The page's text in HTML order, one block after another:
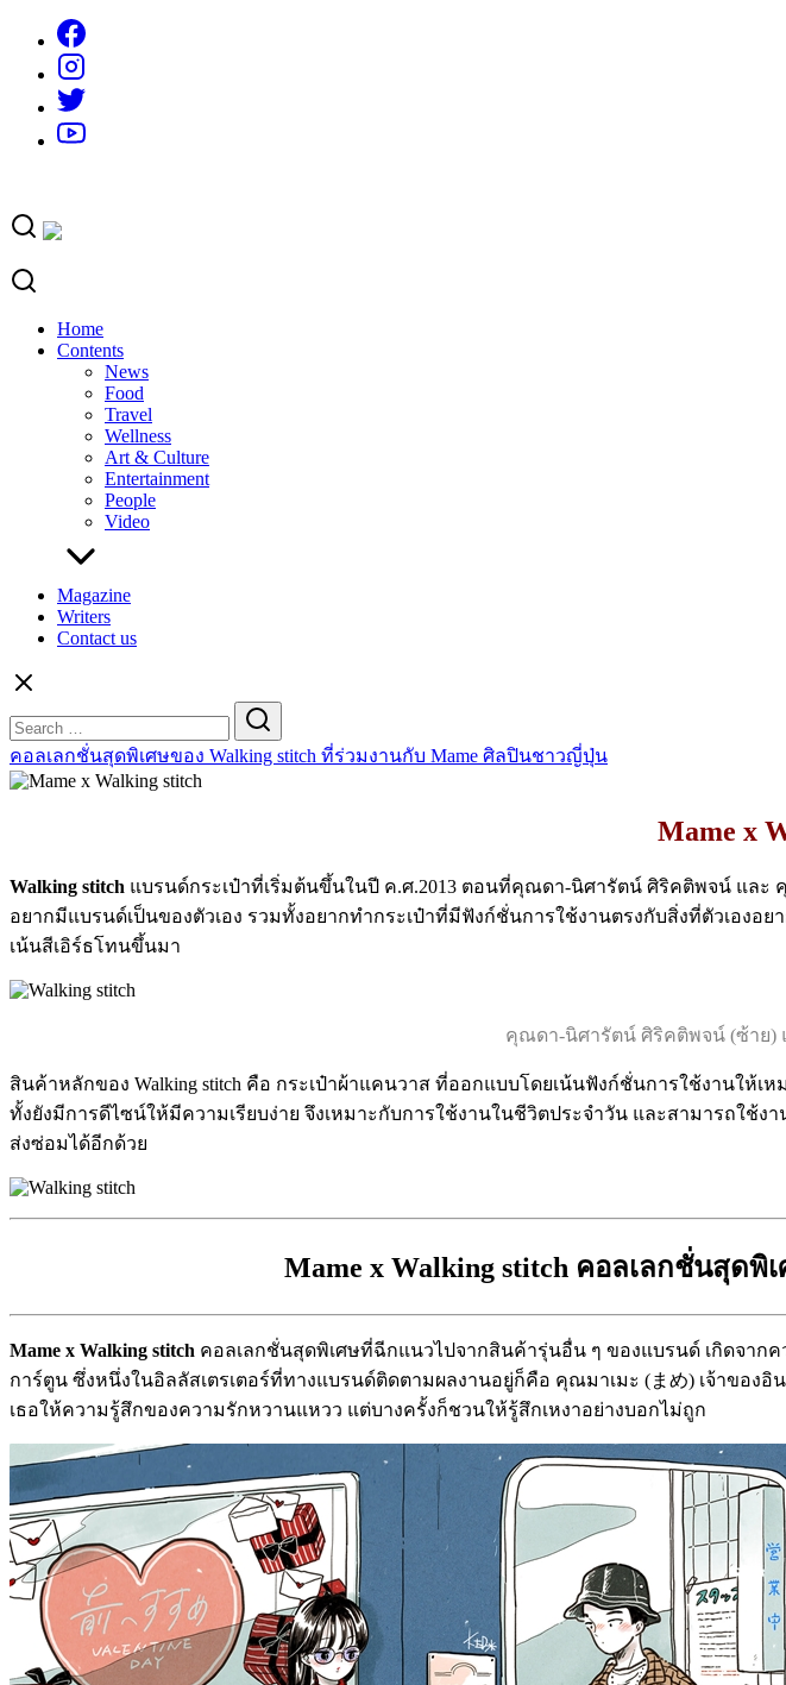
content
Home
Contents
News
Food
Travel
Wellness
Art & Culture
Entertainment
People
Video
Magazine
Writers
Contact us
for:
คอลเลกชั่นสุดพิเศษของ Walking stitch ที่ร่วมงานกับ Mame ศิลปินชาวญี่ปุ่น
Mame x
Walking stitch แบรนด์กระเป๋าที่เริ่มต้นขึ้นในปี ค.ศ.2013 ตอนที่คุณดา-นิศารัตน์ ศิริคติพจน์ และ
อยากมีแบรนด์เป็นของตัวเอง รวมทั้งอยากทำกระเป๋าที่มีฟังก์ชั่นการใช้งานตรงกับสิ่งที่ตัวเอง
เน้นสีเอิร์ธโทนขึ้นมา
คุณดา-นิศารัตน์ ศิริคติพจน์ (ซ้าย)
สินค้าหลักของ Walking stitch คือ กระเป๋าผ้าแคนวาส ที่ออกแบบโดยเน้นฟังก์ชั่นการใช้งานให้
ทั้งยังมีการดีไซน์ให้มีความเรียบง่าย จึงเหมาะกับการใช้งานในชีวิตประจำวัน และสามารถใช้
ส่งซ่อมได้อีกด้วย
Mame x Walking stitch คอลเลกชั่นสุดพิ
Mame x Walking stitch คอลเลกชั่นสุดพิเศษที่ฉีกแนวไปจากสินค้ารุ่นอื่น ๆ ของแบรนด์ เกิดจา
การ์ตูน ซึ่งหนึ่งในอิลลัสเตรเตอร์ที่ทางแบรนด์ติดตามผลงานอยู่ก็คือ คุณมาเมะ (まめ) เจ้าของอิ
เธอให้ความรู้สึกของความรักหวานแหวว แต่บางครั้งก็ชวนให้รู้สึกเหงาอย่างบอกไม่ถูก